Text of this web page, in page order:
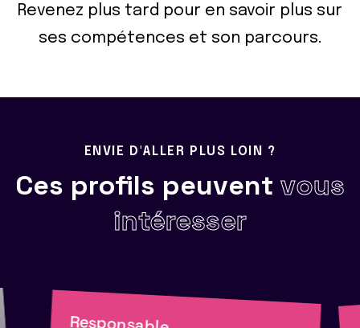
Revenez plus tard pour en savoir plus sur
ses compétences et son parcours.
ENVIE D'ALLER PLUS LOIN ?
Ces profils peuvent vous
intéresser